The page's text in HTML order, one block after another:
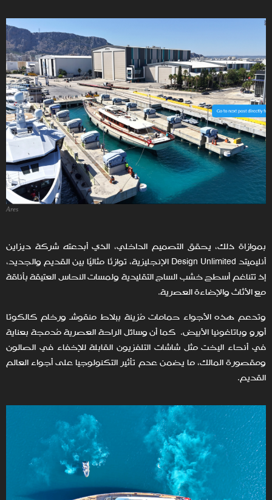
Ares
بموازاة ذلك، يحقق التصميم الداخلي، الذي أبدعته شركة ديزاين
أنليميتد Design Unlimited الإنجليزية، توازنًا مثاليًا بين القديم والجديد،
إذ تتناغم أسطح خشب الساج التقليدية ولمسات النحاس العتيقة بأناقة
مع الأثاث والإضاءة العصرية.
وتدعم هذه الأجواء حمامات مُزينة ببلاط منقوشـ ورخام كالكوتا
أورو وباتاغونيا الأبيض. كما أن وسائل الراحة العصرية مُدمجة بعناية
في أنحاء اليخت مثل شاشات التلفزيون القابلة للإخفاء في الصالون
ومقصورة المالك، ما يضمن عدم تأثير التكنولوجيا على أجواء العالم
القديم.